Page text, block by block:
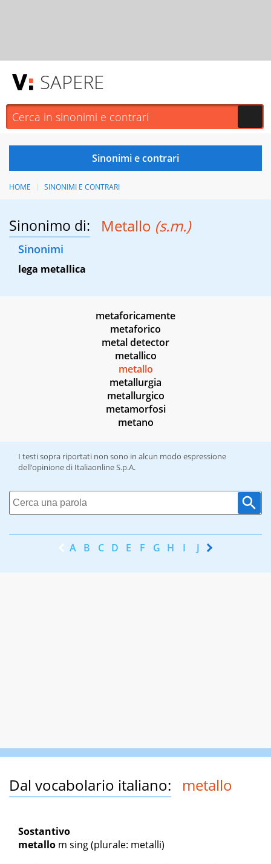
SAPERE
HOME SINONIMI E CONTRARI
Sinonimo di: Metallo (s.m.)
Sinonimi
lega metallica
metaforicamente
metaforico
metal detector
metallico
metallo
metallurgia
metallurgico
metamorfosi
metano
I testi sopra riportati non sono in alcun modo espressione
dell’opinione di Italiaonline S.p.A.
A B C D E F G H I J K
Dal vocabolario italiano: metallo
Sostantivo
metallo m sing(plurale: metalli)